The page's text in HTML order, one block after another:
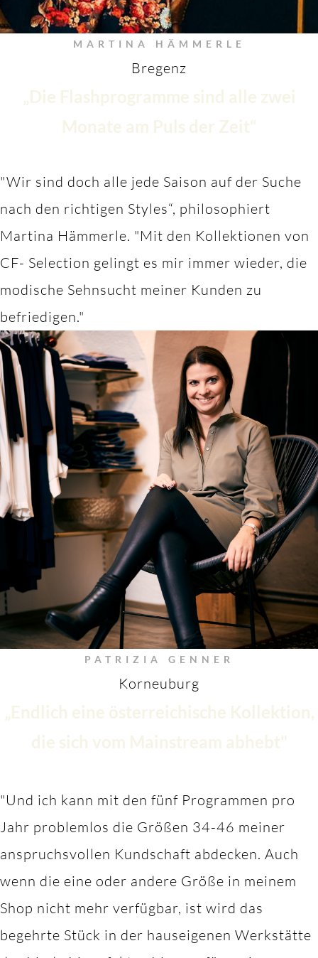
MARTINA HÄMMERLE
Bregenz
„Die Flashprogramme sind alle zwei
Monate am Puls der Zeit“
"Wir sind doch alle jede Saison auf der Suche
nach den richtigen Styles“, philosophiert
Martina Hämmerle. "Mit den Kollektionen von
CF- Selection gelingt es mir immer wieder, die
modische Sehnsucht meiner Kunden zu
befriedigen."
PATRIZIA GENNER
Korneuburg
„Endlich eine österreichische Kollektion,
die sich vom Mainstream abhebt"
"Und ich kann mit den fünf Programmen pro
Jahr problemlos die Größen 34-46 meiner
anspruchsvollen Kundschaft abdecken. Auch
wenn die eine oder andere Größe in meinem
Shop nicht mehr verfügbar, ist wird das
begehrte Stück in der hauseigenen Werkstätte